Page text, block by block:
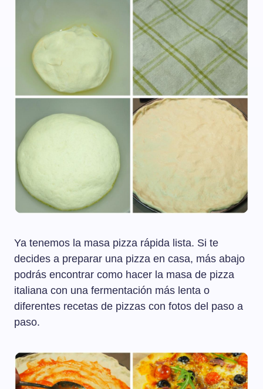
Ya tenemos la masa pizza rápida lista. Si te
decides a preparar una pizza en casa, más abajo
podrás encontrar como hacer la masa de pizza
italiana con una fermentación más lenta o
diferentes recetas de pizzas con fotos del paso a
paso.